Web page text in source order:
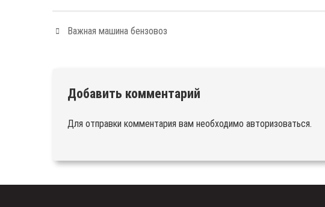
Важная машина бензовоз
Добавить комментарий
Для отправки комментария вам необходимо авторизоваться.